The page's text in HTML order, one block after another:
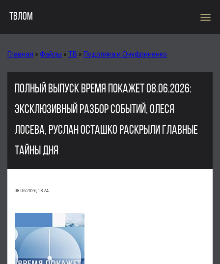
ТВЛОМ menu
Главная » Файлы » ТВ » Подоляка и Онуфриненко
ПОЛНЫЙ ВЫПУСК ВРЕМЯ ПОКАЖЕТ 08.06.2026:
ЭКСКЛЮЗИВНЫЙ РАЗБОР СОБЫТИЙ, ОЛЕСЯ
ЛОСЕВА, РУСЛАН ОСТАШКО РАСКРЫЛИ ГЛАВНЫЕ
ТАЙНЫ ДНЯ
08.06.2026, 13:24